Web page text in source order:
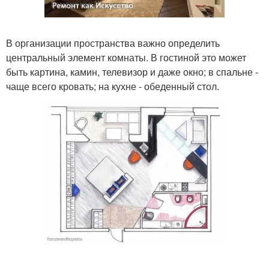
В организации пространства важно определить
центральный элемент комнаты. В гостиной это может
быть картина, камин, телевизор и даже окно; в спальне -
чаще всего кровать; на кухне - обеденный стол.